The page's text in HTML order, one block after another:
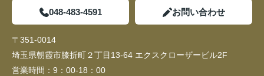
048-483-4591 お問い合わせ
〒351-0014
埼玉県朝霞市膝折町２丁目13-64 エクスクローザービル2F
営業時間： 9：00-18：00